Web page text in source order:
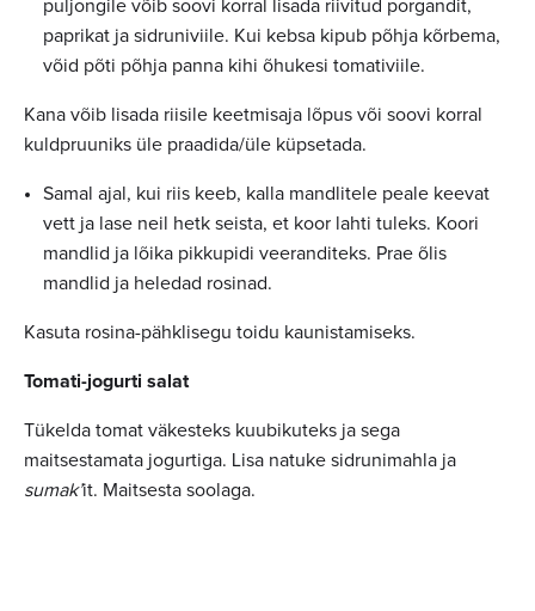
puljongile võib soovi korral lisada riivitud porgandit,
paprikat ja sidruniviile. Kui kebsa kipub põhja kõrbema,
võid põti põhja panna kihi õhukesi tomativiile.
Kana võib lisada riisile keetmisaja lõpus või soovi korral
kuldpruuniks üle praadida/üle küpsetada.
Samal ajal, kui riis keeb, kalla mandlitele peale keevat
vett ja lase neil hetk seista, et koor lahti tuleks. Koori
mandlid ja lõika pikkupidi veeranditeks. Prae õlis
mandlid ja heledad rosinad.
Kasuta rosina-pähklisegu toidu kaunistamiseks.
Tomati-jogurti salat
Tükelda tomat väkesteks kuubikuteks ja sega
maitsestamata jogurtiga. Lisa natuke sidrunimahla ja
sumak’it. Maitsesta soolaga.